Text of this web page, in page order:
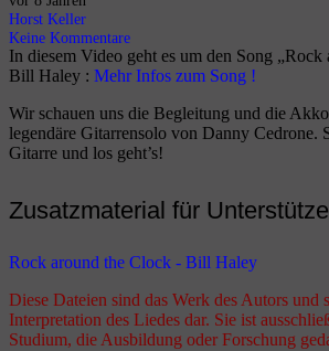
Horst Keller
Keine Kommentare
In diesem Video geht es um den Song
Bill Haley : Mehr Infos zum Song !
Wir schauen uns die Begleitung und die
legendäre Gitarrensolo von Danny Cedrone.
Gitarre und los geht’s!
Zusatzmaterial für
Rock around the Clock - Bill Haley
Diese Dateien sind das Werk des Autors und
Interpretation des Liedes dar. Sie ist
Studium, die Ausbildung oder Forschung